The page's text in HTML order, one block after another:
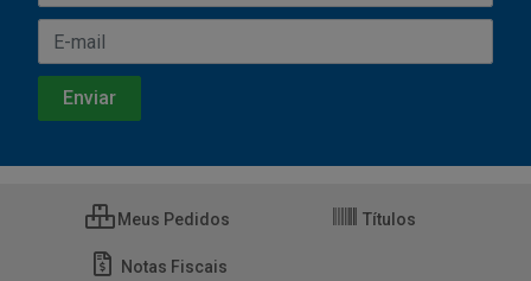
Meus Pedidos Títulos
Notas Fiscais